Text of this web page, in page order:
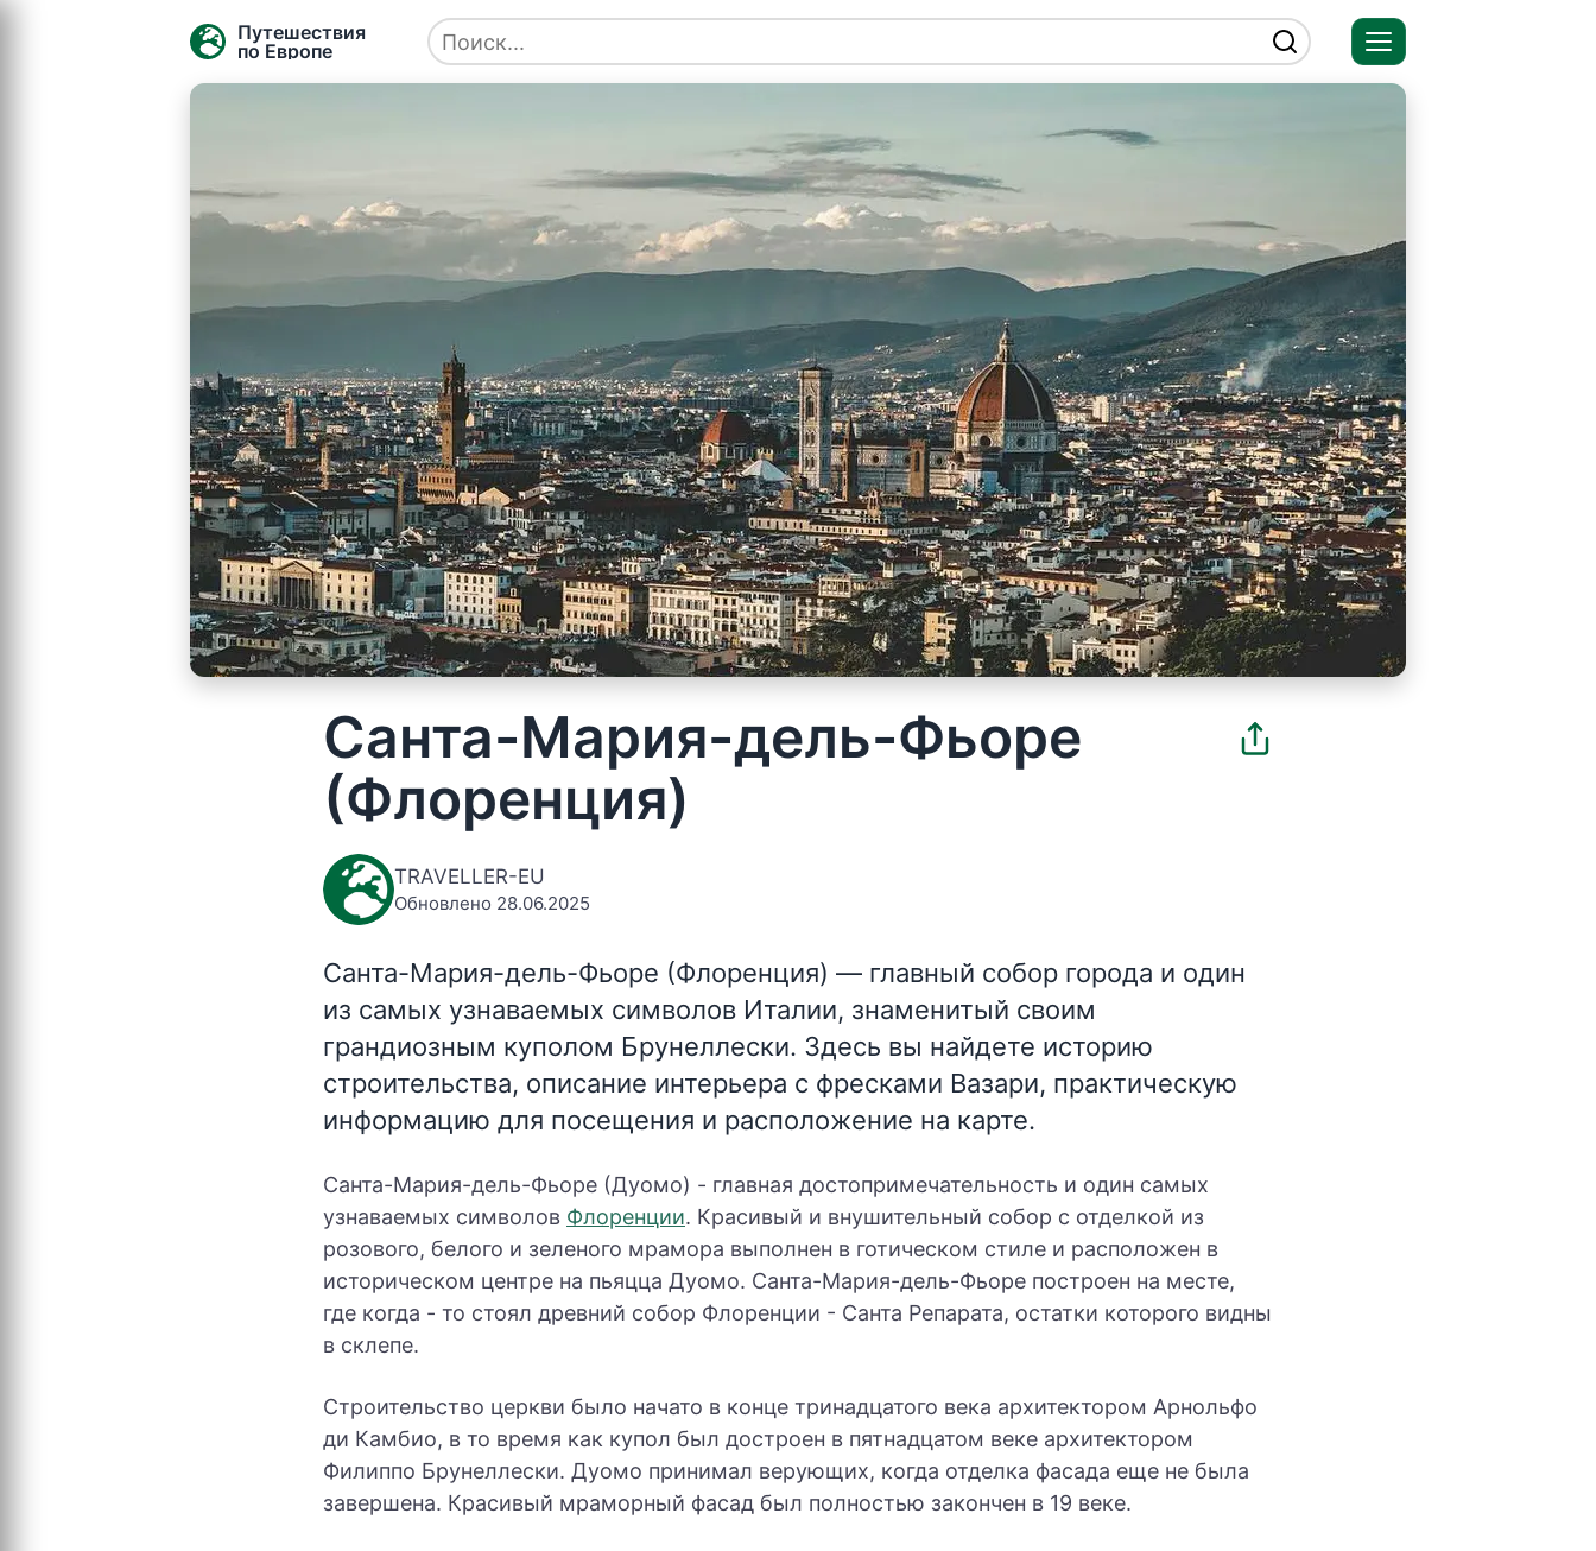
Путешествия
по Европе
Открыть
меню
Санта-Мария-дель-Фьоре
(Флоренция)
TRAVELLER-EU
Обновлено 28.06.2025
Санта-Мария-дель-Фьоре (Флоренция) — главный собор города и один
из самых узнаваемых символов Италии, знаменитый своим
грандиозным куполом Брунеллески. Здесь вы найдете историю
строительства, описание интерьера с фресками Вазари, практическую
информацию для посещения и расположение на карте.
Санта-Мария-дель-Фьоре (Дуомо) - главная достопримечательность и один самых
узнаваемых символов Флоренции. Красивый и внушительный собор с отделкой из
розового, белого и зеленого мрамора выполнен в готическом стиле и расположен в
историческом центре на пьяцца Дуомо. Санта-Мария-дель-Фьоре построен на месте,
где когда - то стоял древний собор Флоренции - Санта Репарата, остатки которого видны
в склепе.
Строительство церкви было начато в конце тринадцатого века архитектором Арнольфо
ди Камбио, в то время как купол был достроен в пятнадцатом веке архитектором
Филиппо Брунеллески. Дуомо принимал верующих, когда отделка фасада еще не была
завершена. Красивый мраморный фасад был полностью закончен в 19 веке.